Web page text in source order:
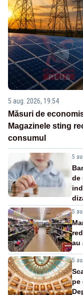
5 aug. 2026, 19:54
Măsuri de
Magazinele sting
consumul
5
de
5
au
5
pe